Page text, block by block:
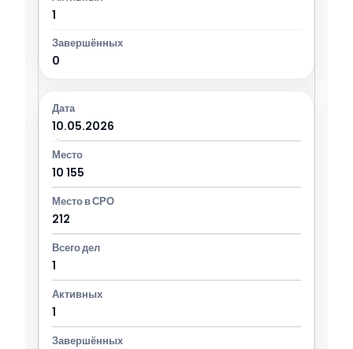
1
0
10.05.2026
10 155
212
1
1